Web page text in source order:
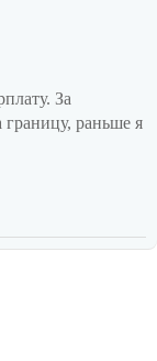
За
границу, раньше я